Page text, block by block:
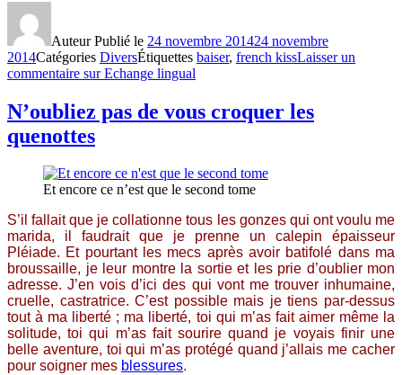
AuteurPublié le 24 novembre 201424 novembre
2014Catégories DiversÉtiquettes baiser, french kissLaisser un
commentaire sur Echange lingual
N’oubliez pas de vous croquer les
quenottes
Et encore ce n’est que le second tome
S’il fallait que je collationne tous les gonzes qui ont voulu me
marida, il faudrait que je prenne un calepin épaisseur
Pléiade. Et pourtant les mecs après avoir batifolé dans ma
broussaille, je leur montre la sortie et les prie d’oublier mon
adresse. J’en vois d’ici des qui vont me trouver inhumaine,
cruelle, castratrice. C’est possible mais je tiens par-dessus
tout à ma liberté ; ma liberté, toi qui m’as fait aimer même la
solitude, toi qui m’as fait sourire quand je voyais finir une
belle aventure, toi qui m’as protégé quand j’allais me cacher
pour soigner mes blessures.